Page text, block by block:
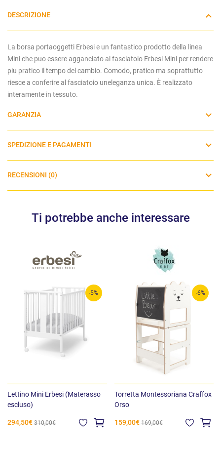
DESCRIZIONE
La borsa portaoggetti Erbesi e un fantastico prodotto della linea
Mini che puo essere agganciato al fasciatoio Erbesi Mini per rendere
piu pratico il tempo del cambio. Comodo, pratico ma soprattutto
riesce a conferire al fasciatoio uneleganza unica. È realizzato
interamente in tessuto.
GARANZIA
SPEDIZIONE E PAGAMENTI
RECENSIONI (0)
Ti potrebbe anche interessare
-5%
Lettino Mini Erbesi (Materasso
escluso)
294,50€ 310,00€
-6%
Torretta Montessoriana Craffox
Orso
159,00€ 169,00€